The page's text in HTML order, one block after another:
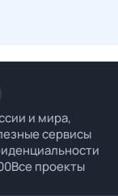
и мира,
сервисы
Все проекты